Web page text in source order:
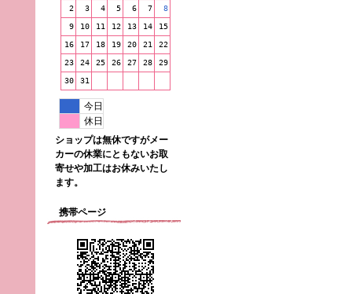
2 3 4 5 6 7 8
9 10 11 12 13 14 15
16 17 18 19 20 21 22
23 24 25 26 27 28 29
30 31
今日
休日
ショップは無休ですがメー
カーの休業にともないお取
寄せや加工はお休みいたし
ます。
携帯ページ